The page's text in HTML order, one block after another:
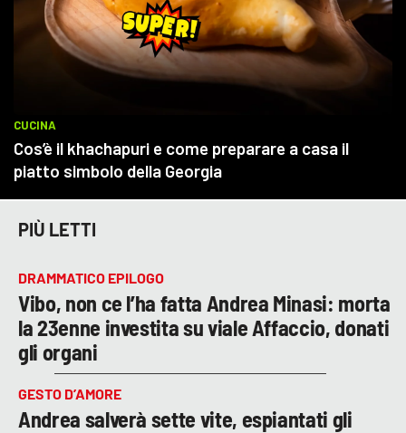
PIÙ LETTI
DRAMMATICO EPILOGO
Vibo, non ce l’ha fatta Andrea Minasi: morta
la 23enne investita su viale Affaccio, donati
gli organi
GESTO D’AMORE
Andrea salverà sette vite, espiantati gli